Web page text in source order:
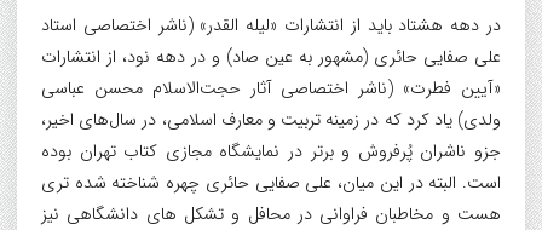
در دهه هشتاد باید از انتشارات «لیله القدر» (ناشر اختصاصی استاد
علی صفایی حائری (مشهور به عین صاد) و در دهه نود، از انتشارات
«آیین فطرت» (ناشر اختصاصی آثار حجت‌الاسلام محسن عباسی
ولدی) یاد کرد که در زمینه تربیت و معارف اسلامی، در سال‌های اخیر،
جزو ناشران پُرفروش و برتر در نمایشگاه مجازی کتاب تهران بوده
است. البته در این میان، علی صفایی حائری چهره شناخته شده تری
هست و مخاطبان فراوانی در محافل و تشکل های دانشگاهی نیز